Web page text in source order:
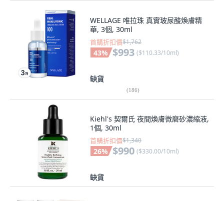
WELLAGE 唯拉珠 真實玻尿酸煥膚精
華, 3個, 30ml
首購折扣價$1,762
43% $993 ($110.33/10ml)
缺貨
(186)
Kiehl's 契爾氏 夜間煥膚微磨砂濃縮液,
1個, 30ml
首購折扣價$1,340
26% $990 ($330.00/10ml)
缺貨